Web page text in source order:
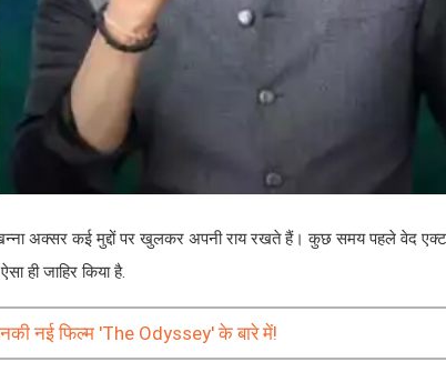
अक्सर कई मुद्दों पर खुलकर अपनी राय रखते हैं। कुछ समय पहले वेद
ही जाहिर किया है.
नई फिल्म 'The Odyssey' के बारे में!